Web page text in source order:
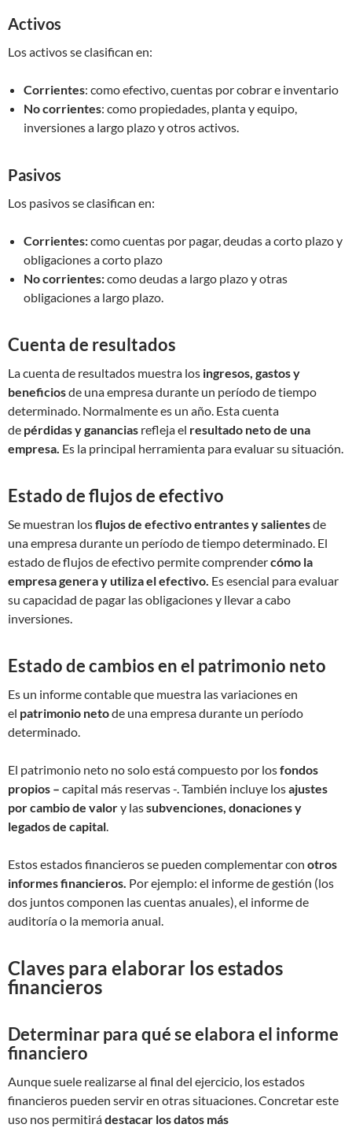
Activos
Los activos se clasifican en:
Corrientes: como efectivo, cuentas por cobrar e inventario
No corrientes: como propiedades, planta y equipo,
inversiones a largo plazo y otros activos.
Pasivos
Los pasivos se clasifican en:
Corrientes:como cuentas por pagar, deudas a corto plazo y
obligaciones a corto plazo
No corrientes:como deudas a largo plazo y otras
obligaciones a largo plazo.
Cuenta de resultados
La cuenta de resultados muestra los ingresos, gastos y
beneficiosde una empresa durante un período de tiempo
determinado. Normalmente es un año. Esta cuenta
de pérdidas y ganancias refleja el resultado neto de una
empresa. Es la principal herramienta para evaluar su situación.
Estado de flujos de efectivo
Se muestran losflujos de efectivo entrantes y salientesde
una empresa durante un período de tiempo determinado. El
estado de flujos de efectivo permite comprendercómo la
empresa genera y utiliza el efectivo. Es esencial para evaluar
su capacidad de pagar las obligaciones y llevar a cabo
inversiones.
Estado de cambios en el patrimonio neto
Es un informe contable que muestra las variaciones en
el patrimonio netode una empresa durante un período
determinado.
El patrimonio neto no solo está compuesto por losfondos
propios – capital más reservas -. También incluye losajustes
por cambio de valory lassubvenciones, donaciones y
legados de capital.
Estos estados financieros se pueden complementar con otros
informes financieros. Por ejemplo: el informe de gestión (los
dos juntos componen las cuentas anuales), el informe de
auditoría o la memoria anual.
Claves para elaborar los estados
financieros
Determinar para qué se elabora el informe
financiero
Aunque suele realizarse al final del ejercicio, los estados
financieros pueden servir en otras situaciones. Concretar este
uso nos permitirádestacar los datos más